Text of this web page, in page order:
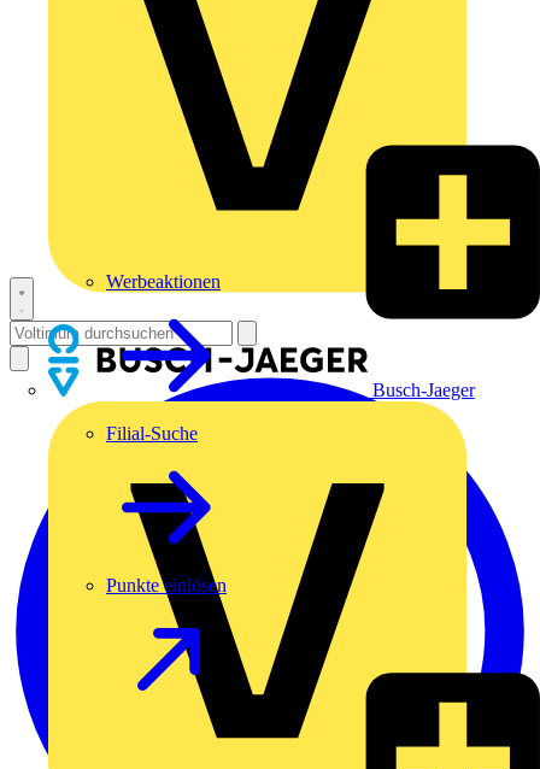
Busch-Jaeger
Werbeaktionen
Filial-Suche
Punkte einlösen